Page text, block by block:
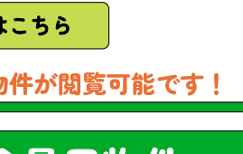
が閲覧可能です！